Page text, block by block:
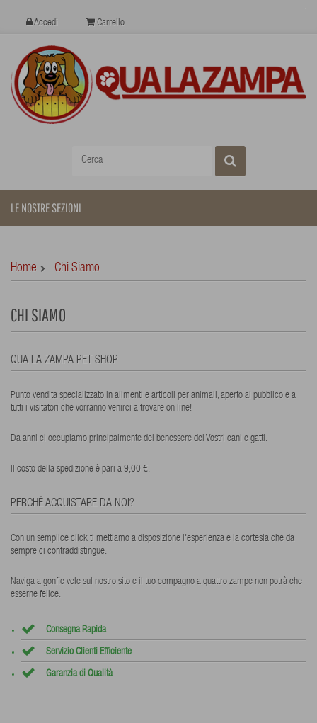
Accedi Carrello
LE NOSTRE SEZIONI
Home Chi Siamo
CHI SIAMO
QUA LA ZAMPA PET SHOP
Punto vendita specializzato in alimenti e articoli per animali, aperto al pubblico e a
tutti i visitatori che vorranno venirci a trovare on line!
Da anni ci occupiamo principalmente del benessere dei Vostri cani e gatti.
Il costo della spedizione è pari a 9,00 €.
PERCHÉ ACQUISTARE DA NOI?
Con un semplice click ti mettiamo a disposizione l'esperienza e la cortesia che da
sempre ci contraddistingue.
Naviga a gonfie vele sul nostro sito e il tuo compagno a quattro zampe non potrà che
esserne felice.
Consegna Rapida
Servizio Clienti Efficiente
Garanzia di Qualità